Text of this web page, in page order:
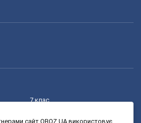
7 клас
сайт OBOZ.UA використовує